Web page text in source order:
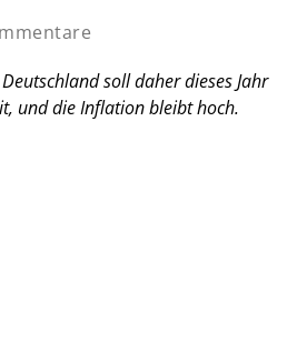
soll daher dieses Jahr
und die Inflation bleibt hoch.